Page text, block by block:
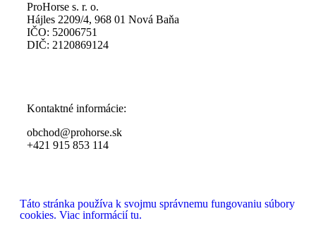
ProHorse s. r. o.
Hájles 2209/4, 968 01 Nová Baňa
IČO: 52006751
DIČ: 2120869124
Kontaktné informácie:
obchod@prohorse.sk
+421 915 853 114
Táto stránka používa k svojmu správnemu fungovaniu súbory
cookies. Viac informácií tu.